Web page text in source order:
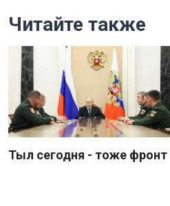
Читайте также
Тыл сегодня - тоже фронт